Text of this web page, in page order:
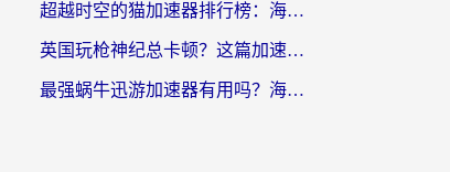
超越时空的猫加速器排行榜：海外党国服游戏不卡顿的终极选择指南
英国玩枪神纪总卡顿？这篇加速器选择指南帮你告别延迟（附实测推荐）
最强蜗牛迅游加速器有用吗？海外玩家国服游戏加速避坑指南（附德国玩忍者必须死3流星蝴蝶剑解决办法）